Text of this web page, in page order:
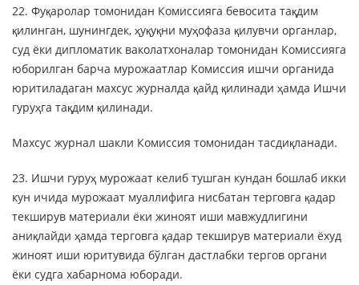
22. Фуқаролар томонидан Комиссияга бевосита тақдим
қилинган, шунингдек, ҳуқуқни муҳофаза қилувчи органлар,
суд ёки дипломатик ваколатхоналар томонидан Комиссияга
юборилган барча мурожаатлар Комиссия ишчи органида
юритиладаган махсус журналда қайд қилинади ҳамда Ишчи
гуруҳга тақдим қилинади.
Махсус журнал шакли Комиссия томонидан тасдиқланади.
23. Ишчи гуруҳ мурожаат келиб тушган кундан бошлаб икки
кун ичида мурожаат муаллифига нисбатан терговга қадар
текширув материали ёки жиноят иши мавжудлигини
аниқлайди ҳамда терговга қадар текширув материали ёхуд
жиноят иши юритувида бўлган дастлабки тергов органи
ёки судга хабарнома юборади.